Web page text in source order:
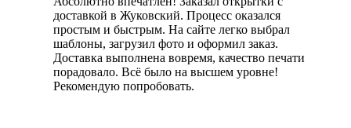
доставкой в Жуковский. Процесс оказался
простым и быстрым. На сайте легко выбрал
шаблоны, загрузил фото и оформил заказ.
Доставка выполнена вовремя, качество печати
порадовало. Всё было на высшем уровне!
Рекомендую попробовать.